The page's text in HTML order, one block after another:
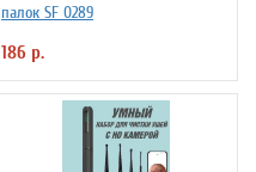
палок SF 0289
186 р.